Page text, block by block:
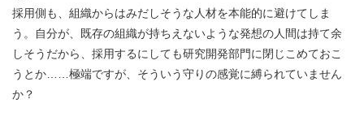
採用側も、組織からはみだしそうな人材を本能的に避けてしま
う。自分が、既存の組織が持ちえないような発想の人間は持て余
しそうだから、採用するにしても研究開発部門に閉じこめておこ
うとか……極端ですが、そういう守りの感覚に縛られていません
か？